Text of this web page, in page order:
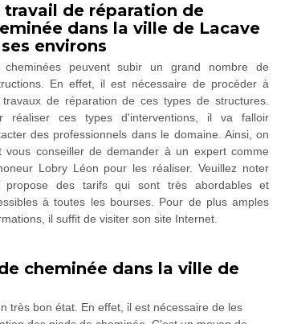
travail de réparation de
dans la ville de Lacave
environs
cheminées peuvent subir un grand nombre de
En effet, il est nécessaire de procéder à
de réparation de ces types de structures.
réaliser ces types d'interventions, il va falloir
des professionnels dans le domaine. Ainsi, on
vous conseiller de demander à un expert comme
Lobry Léon pour les réaliser. Veuillez noter
propose des tarifs qui sont très abordables et
à toutes les bourses. Pour de plus amples
il suffit de visiter son site Internet.
cheminée dans la ville de
très bon état. En effet, il est nécessaire de les